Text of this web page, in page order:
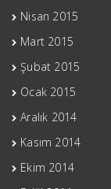
Nisan 2015
Mart 2015
Şubat 2015
Ocak 2015
Aralık 2014
Kasım 2014
Ekim 2014